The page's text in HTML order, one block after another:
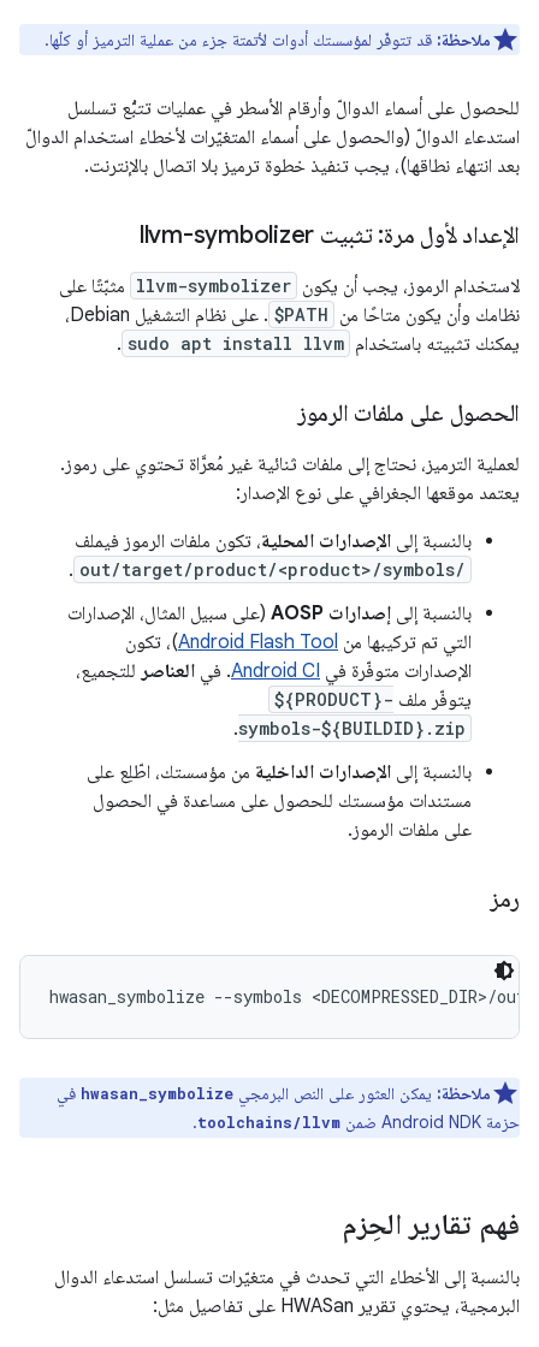
ملاحظة: قد تتوفّر لمؤسستك أدوات لأتمتة جزء من عملية الترميز أو كلّها.
للحصول على أسماء الدوالّ وأرقام الأسطر في عمليات تتبُّع تسلسل
استدعاء الدوالّ (والحصول على أسماء المتغيّرات لأخطاء استخدام الدوالّ
بعد انتهاء نطاقها)، يجب تنفيذ خطوة ترميز بلا اتصال بالإنترنت.
الإعداد لأول مرة: تثبيت llvm-symbolizer
لاستخدام الرموز، يجب أن يكون llvm-symbolizer مثبّتًا على
نظامك وأن يكون متاحًا من $PATH
. على نظام التشغيل Debian،
يمكنك تثبيته باستخدام sudo apt install llvm
.
الحصول على ملفات الرموز
لعملية الترميز، نحتاج إلى ملفات ثنائية غير مُعرَّاة تحتوي على رموز.
يعتمد موقعها الجغرافي على نوع الإصدار:
بالنسبة إلى الإصدارات المحلية، تكون ملفات الرموز فيملف
out/target/product/<product>/symbols/
.
بالنسبة إلى إصدارات AOSP
(على سبيل المثال، الإصدارات
التي تم تركيبها من Android Flash Tool)، تكون
الإصدارات متوفّرة في Android CI. في العناصر للتجميع،
يتوفّر ملف ${PRODUCT}-
symbols-${BUILDID}.zip
.
بالنسبة إلى الإصدارات الداخلية من مؤسستك، اطّلِع على
مستندات مؤسستك للحصول على مساعدة في الحصول
على ملفات الرموز.
رمز
hwasan_symbolize --symbols
ملاحظة: يمكن العثور على النص البرمجي hwasan_symbolize في
حزمة Android NDK ضمن
toolchains/llvm
.
فهم تقارير الحِزم
بالنسبة إلى الأخطاء التي تحدث في متغيّرات تسلسل استدعاء الدوال
البرمجية، يحتوي تقرير HWASan على تفاصيل مثل: